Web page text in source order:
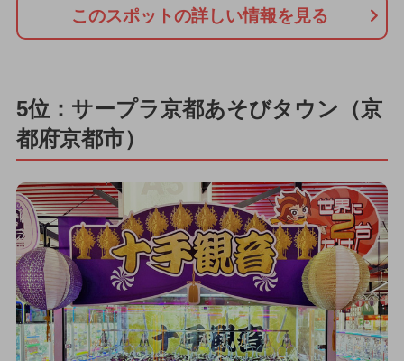
このスポットの詳しい情報を見る
5位：サープラ京都あそびタウン（京
都府京都市）